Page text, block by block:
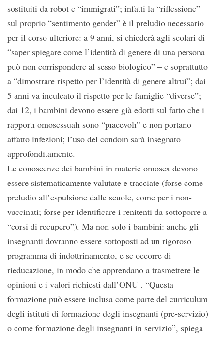
sostituiti da robot e “immigrati”; infatti la “riflessione”
sul proprio “sentimento gender” è il preludio necessario
per il corso ulteriore: a 9 anni, si chiederà agli scolari di
“saper spiegare come l’identità di genere di una persona
può non corrispondere al sesso biologico” – e soprattutto
a “dimostrare rispetto per l’identità di genere altrui”; dai
5 anni va inculcato il rispetto per le famiglie “diverse”;
dai 12, i bambini devono essere già edotti sul fatto che i
rapporti omosessuali sono “piacevoli” e non portano
affatto infezioni; l’uso del condom sarà insegnato
approfonditamente.
Le conoscenze dei bambini in materie omosex devono
essere sistematicamente valutate e tracciate (forse come
preludio all’espulsione dalle scuole, come per i non-
vaccinati; forse per identificare i renitenti da sottoporre a
“corsi di recupero”). Ma non solo i bambini: anche gli
insegnanti dovranno essere sottoposti ad un rigoroso
programma di indottrinamento, e se occorre di
rieducazione, in modo che apprendano a trasmettere le
opinioni e i valori richiesti dall’ONU . “Questa
formazione può essere inclusa come parte del curriculum
degli istituti di formazione degli insegnanti (pre-servizio)
o come formazione degli insegnanti in servizio”, spiega